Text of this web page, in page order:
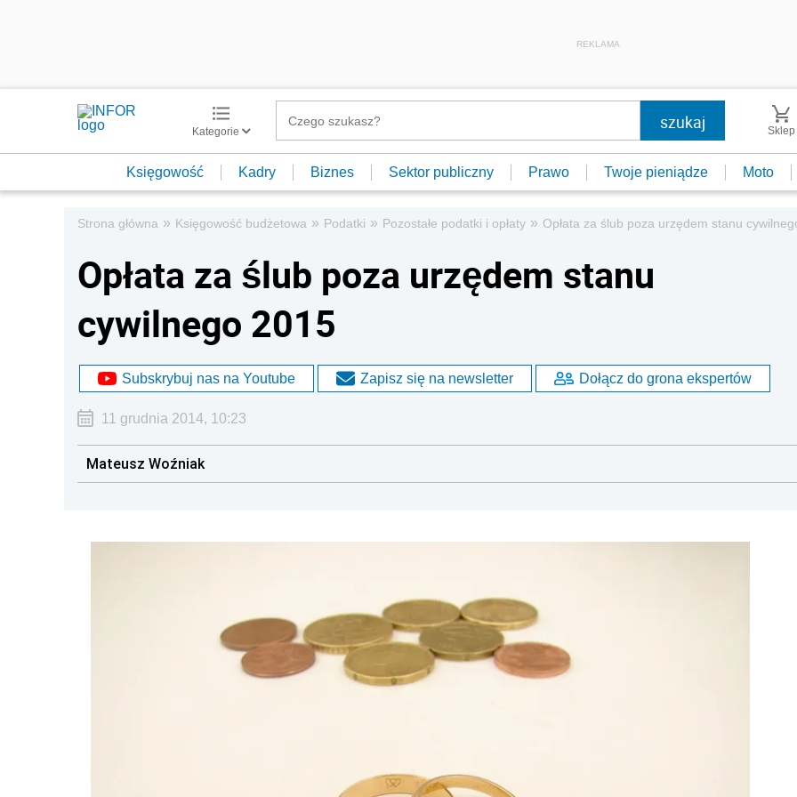
REKLAMA
Kategorie Sklep
Księgowość Kadry Biznes Sektor publiczny Prawo Twoje pieniądze Moto
Strona główna » Księgowość budżetowa » Podatki » Pozostałe podatki i opłaty » Opłata za ślub poza urzędem stanu
Opłata za ślub poza urzędem stanu
cywilnego 2015
Subskrybuj nas na Youtube Zapisz się na newsletter Dołącz do grona ekspertów
11 grudnia 2014, 10:23
Mateusz Woźniak